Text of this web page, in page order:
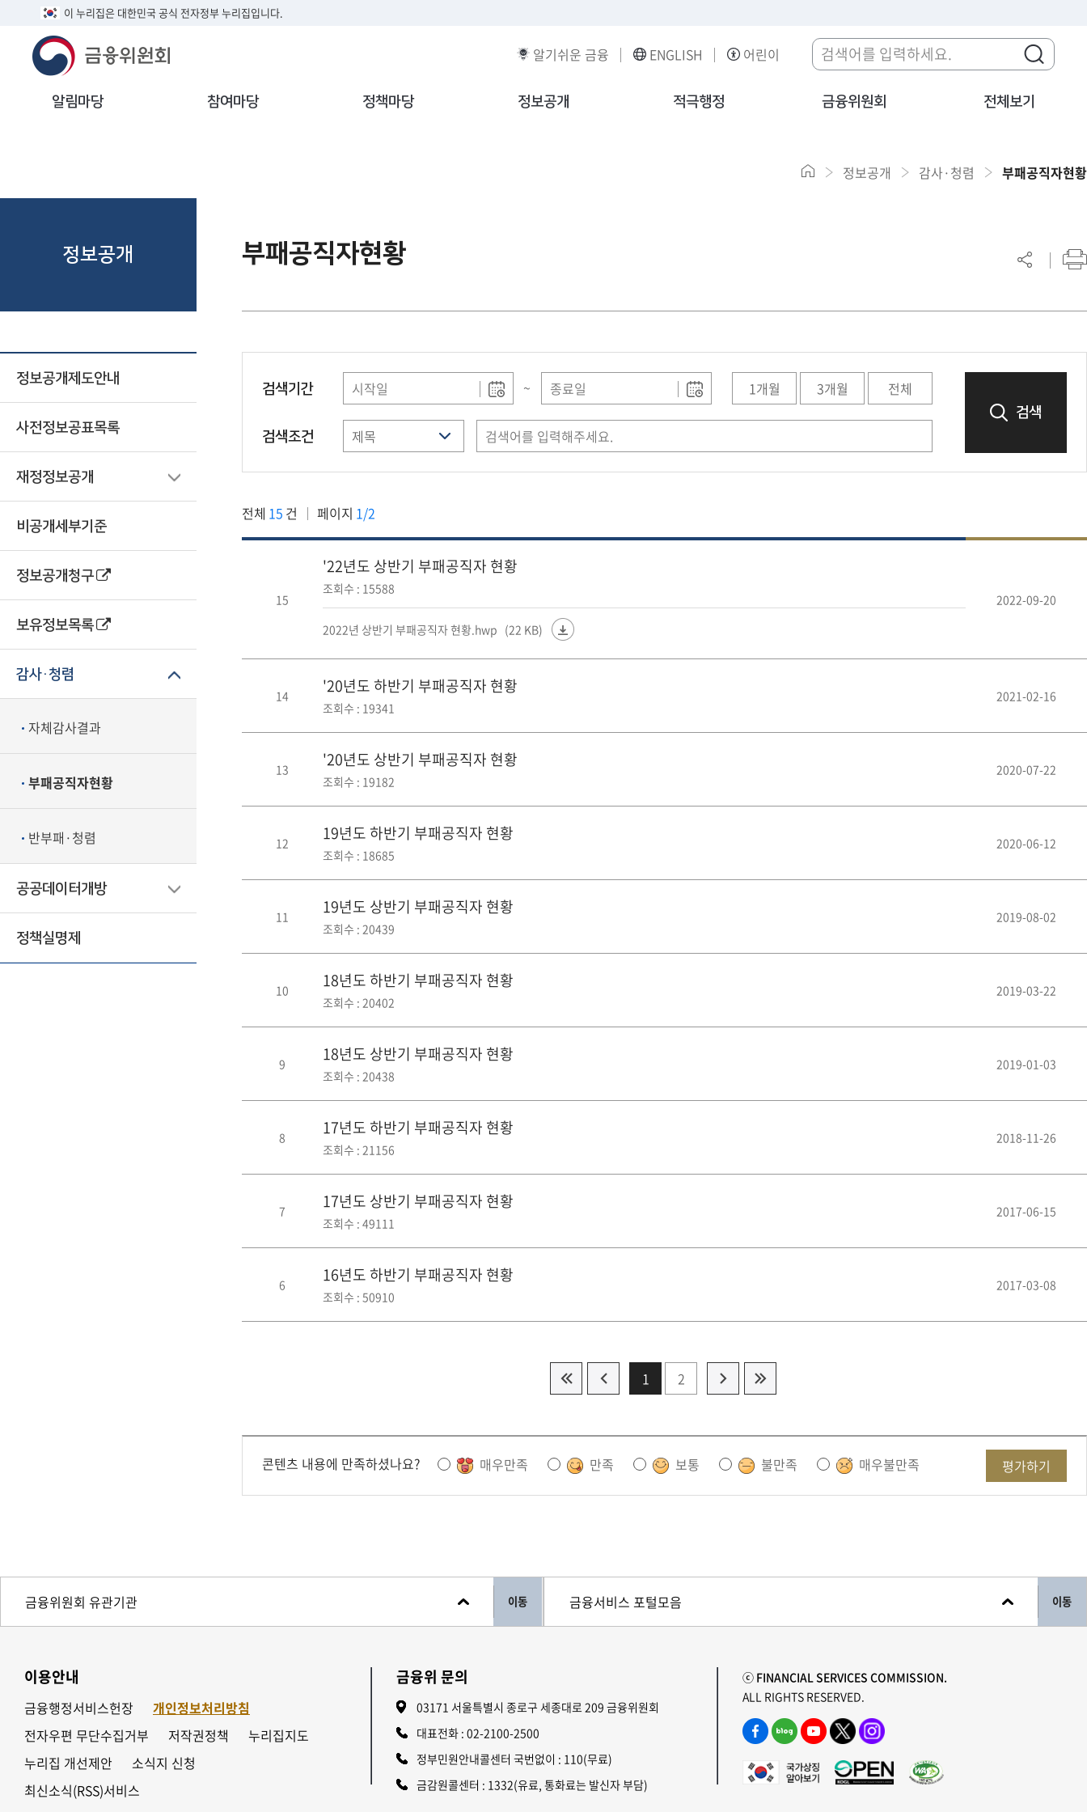
이 누리집은 대한민국 공식 전자정부 누리집입니다.
알기쉬운 금융 ENGLISH 어린이
알림마당 참여마당 정책마당 정보공개 적극행정 금융위원회 전체보기
정보공개
정보공개제도안내
사전정보공표목록
재정정보공개
비공개세부기준
정보공개청구
보유정보목록
감사·청렴
자체감사결과
부패공직자현황
반부패·청렴
공공데이터개방
정책실명제
정보공개 감사·청렴 부패공직자현황
부패공직자현황
검색기간 ~ 1개월 3개월 전체
검색조건
검색
전체 15 건 페이지 1/2
15
'22년도 상반기 부패공직자 현황
조회수 : 15588
2022년 상반기 부패공직자 현황.hwp (22 KB)
2022-09-20
14 '20년도 하반기 부패공직자 현황
조회수 : 19341
2021-02-16
13 '20년도 상반기 부패공직자 현황
조회수 : 19182
2020-07-22
12 19년도 하반기 부패공직자 현황
조회수 : 18685
2020-06-12
11 19년도 상반기 부패공직자 현황
조회수 : 20439
2019-08-02
10 18년도 하반기 부패공직자 현황
조회수 : 20402
2019-03-22
9 18년도 상반기 부패공직자 현황
조회수 : 20438
2019-01-03
8 17년도 하반기 부패공직자 현황
조회수 : 21156
2018-11-26
7 17년도 상반기 부패공직자 현황
조회수 : 49111
2017-06-15
6 16년도 하반기 부패공직자 현황
조회수 : 50910
2017-03-08
1 2
콘텐츠 내용에 만족하셨나요? 매우만족 만족 보통 불만족 매우불만족 평가하기
이동 이동
이용안내
금융행정서비스헌장
개인정보처리방침
전자우편 무단수집거부
저작권정책
누리집지도
누리집 개선제안
소식지 신청
최신소식(RSS)서비스
금융위 문의
03171 서울특별시 종로구 세종대로 209 금융위원회
대표전화 : 02-2100-2500
정부민원안내콜센터 국번없이 : 110(무료)
금감원콜센터 : 1332(유료, 통화료는 발신자 부담)
ⓒ FINANCIAL SERVICES COMMISSION.
ALL RIGHTS RESERVED.